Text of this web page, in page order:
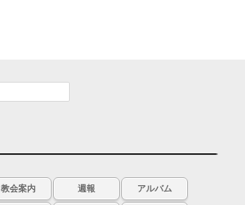
教会案内 週報 アルバム